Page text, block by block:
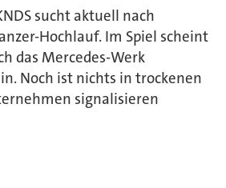
sucht aktuell nach
Hochlauf. Im Spiel scheint
das Mercedes-Werk
Noch ist nichts in trockenen
signalisieren